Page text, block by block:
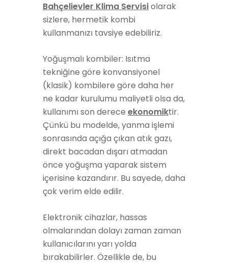
Bahçelievler Klima Servisiolarak
sizlere, hermetik kombi
kullanmanızı tavsiye edebiliriz.
Yoğuşmalı kombiler: Isıtma
tekniğine göre konvansiyonel
(klasik) kombilere göre daha her
ne kadar kurulumu maliyetli olsa da,
kullanımı son derece ekonomiktir.
Çünkü bu modelde, yanma işlemi
sonrasında açığa çıkan atık gazı,
direkt bacadan dışarı atmadan
önce yoğuşma yaparak sistem
içerisine kazandırır. Bu sayede, daha
çok verim elde edilir.
Elektronik cihazlar, hassas
olmalarından dolayı zaman zaman
kullanıcılarını yarı yolda
bırakabilirler. Özellikle de, bu